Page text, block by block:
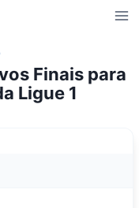
Finais para
Ligue 1